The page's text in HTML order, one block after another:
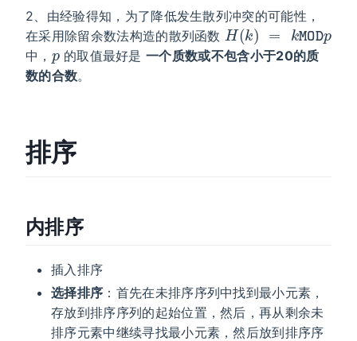
2、由经验得知，为了降低发生散列冲突的可能性，
在采用除留余数法构造的散列函数
H(k) =
kMODp
中，
p
的取值最好是一个质数或不包含小于20的质
数的合数。
排序
内排序
插入排序
选择排序 ：首先在未排序序列中找到最小元素，
存放到排序序列的起始位置，然后，再从剩余未
排序元素中继续寻找最小元素，然后放到排序序